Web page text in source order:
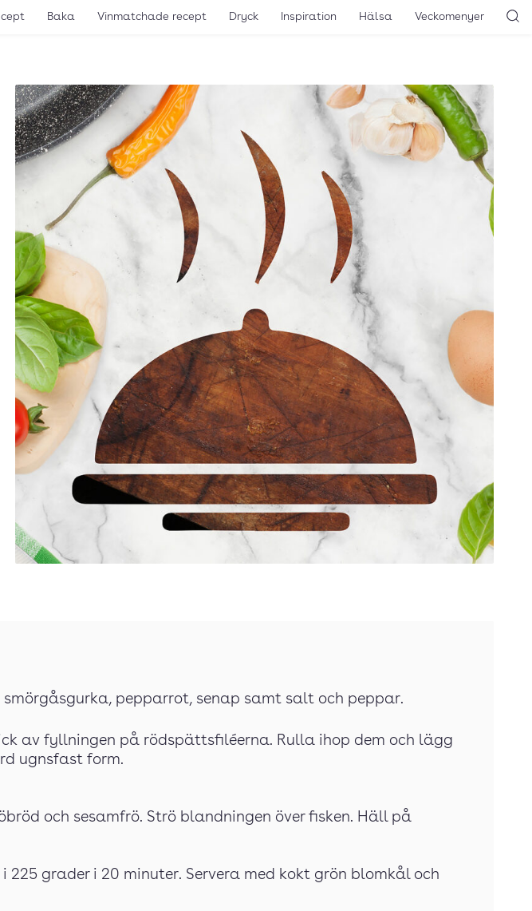
Baka Vinmatchade recept Dryck Inspiration Hälsa Veckomenyer
smörgåsgurka, pepparrot, senap samt salt och peppar.
av fyllningen på rödspättsfiléerna. Rulla ihop dem och lägg
ugnsfast form.
och sesamfrö. Strö blandningen över fisken. Häll på
i 225 grader i 20 minuter. Servera med kokt grön blomkål och